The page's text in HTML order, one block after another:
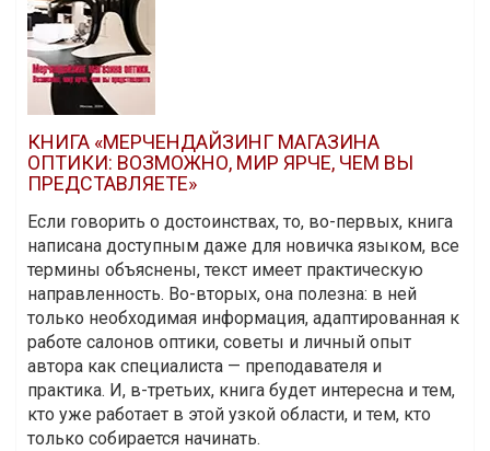
КНИГА «МЕРЧЕНДАЙЗИНГ МАГАЗИНА
ОПТИКИ: ВОЗМОЖНО, МИР ЯРЧЕ, ЧЕМ ВЫ
ПРЕДСТАВЛЯЕТЕ»
Если говорить о достоинствах, то, во-первых, книга
написана доступным даже для новичка языком, все
термины объяснены, текст имеет практическую
направленность. Во-вторых, она полезна: в ней
только необходимая информация, адаптированная к
работе салонов оптики, советы и личный опыт
автора как специалиста — преподавателя и
практика. И, в-третьих, книга будет интересна и тем,
кто уже работает в этой узкой области, и тем, кто
только собирается начинать.